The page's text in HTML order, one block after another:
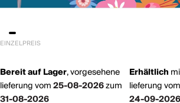
EINZELPREIS
Bereit auf Lager,vorgesehene
lieferung vom25-08-2026zum
31-08-2026
Erhältlich
lieferung vom
24-09-2026